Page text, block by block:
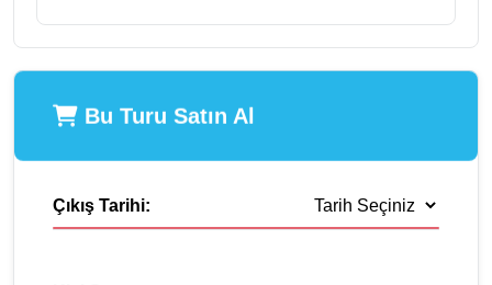
Bu Turu Satın Al
Çıkış Tarihi: